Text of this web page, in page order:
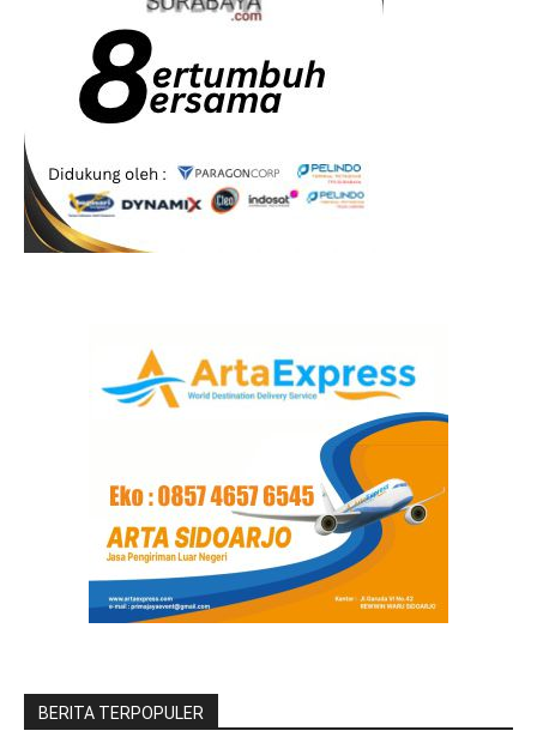
BERITA TERPOPULER